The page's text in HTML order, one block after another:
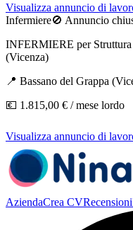
Visualizza annuncio di
Infermiere🚫 Annuncio
INFERMIERE per Struttura
(Vicenza)
📍 Bassano del Grappa (
💶 1.815,00 € / mese lordo
Visualizza annuncio di
AziendaCrea CVRecensioni